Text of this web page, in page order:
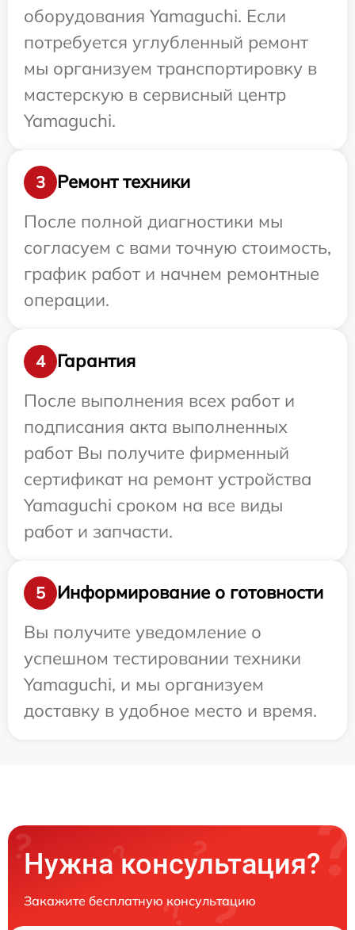
оборудования Yamaguchi. Если
потребуется углубленный ремонт
мы организуем транспортировку в
мастерскую в сервисный центр
Yamaguchi.
3
Ремонт техники
После полной диагностики мы
согласуем с вами точную стоимость,
график работ и начнем ремонтные
операции.
4
Гарантия
После выполнения всех работ и
подписания акта выполненных
работ Вы получите фирменный
сертификат на ремонт устройства
Yamaguchi сроком на все виды
работ и запчасти.
5
Информирование о готовности
Вы получите уведомление о
успешном тестировании техники
Yamaguchi, и мы организуем
доставку в удобное место и время.
Нужна консультация?
Закажите бесплатную консультацию